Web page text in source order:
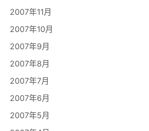
2007年11月
2007年10月
2007年9月
2007年8月
2007年7月
2007年6月
2007年5月